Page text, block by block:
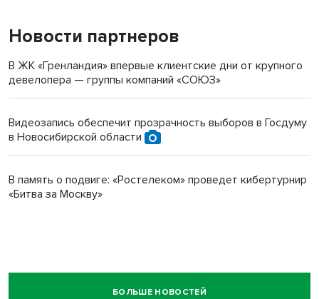
Новости партнеров
В ЖК «Гренландия» впервые клиентские дни от крупного
девелопера — группы компаний «СОЮЗ»
Видеозапись обеспечит прозрачность выборов в Госдуму
в Новосибирской области
В память о подвиге: «Ростелеком» проведет кибертурнир
«Битва за Москву»
БОЛЬШЕ НОВОСТЕЙ